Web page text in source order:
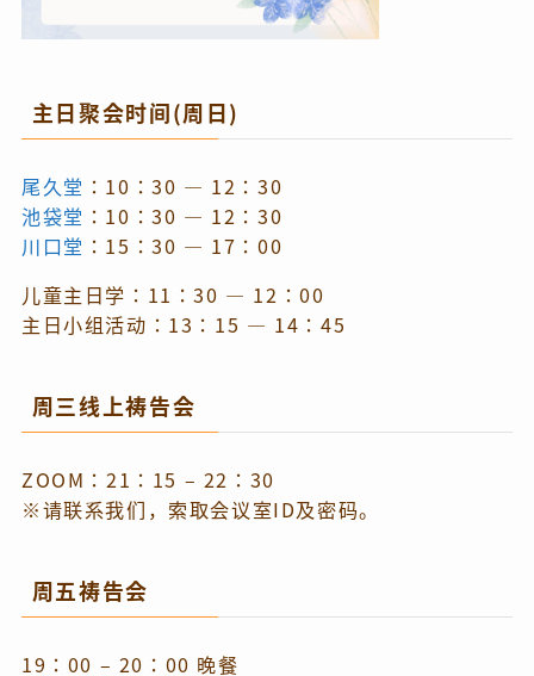
主日聚会时间(周日)
尾久堂 ：10：30 — 12：30
池袋堂 ：10：30 — 12：30
川口堂 ：15：30 — 17：00
儿童主日学：11：30 — 12：00
主日小组活动：13：15 — 14：45
周三线上祷告会
ZOOM：21：15 – 22：30
※请联系我们，索取会议室ID及密码。
周五祷告会
19：00 – 20：00 晚餐